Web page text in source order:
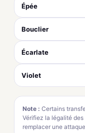
Épée
Bouclier
Écarlate
Violet
Note : Certains
Vérifiez la légalité
remplacer une